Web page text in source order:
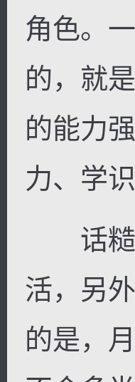
角色。
的，就
的能力
力、学
话糙
活，另
的是，